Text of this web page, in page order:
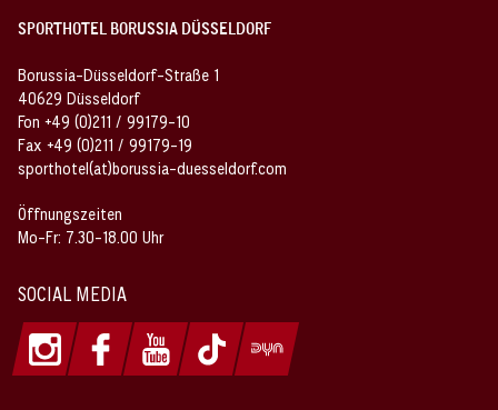
SPORTHOTEL BORUSSIA DÜSSELDORF
Borussia-Düsseldorf-Straße 1
40629 Düsseldorf
Fon +49 (0)211 / 99179-10
Fax +49 (0)211 / 99179-19
sporthotel(at)borussia-duesseldorf.com
Öffnungszeiten
Mo-Fr: 7.30-18.00 Uhr
SOCIAL MEDIA